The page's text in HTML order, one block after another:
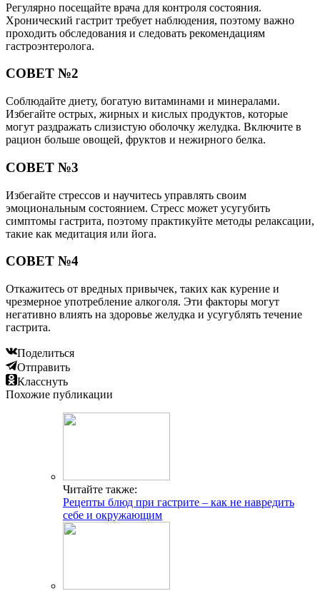
Регулярно посещайте врача для контроля состояния.
Хронический гастрит требует наблюдения, поэтому важно
проходить обследования и следовать рекомендациям
гастроэнтеролога.
СОВЕТ №2
Соблюдайте диету, богатую витаминами и минералами.
Избегайте острых, жирных и кислых продуктов, которые
могут раздражать слизистую оболочку желудка. Включите в
рацион больше овощей, фруктов и нежирного белка.
СОВЕТ №3
Избегайте стрессов и научитесь управлять своим
эмоциональным состоянием. Стресс может усугубить
симптомы гастрита, поэтому практикуйте методы релаксации,
такие как медитация или йога.
СОВЕТ №4
Откажитесь от вредных привычек, таких как курение и
чрезмерное употребление алкоголя. Эти факторы могут
негативно влиять на здоровье желудка и усугублять течение
гастрита.
Поделиться
Отправить
Класснуть
Похожие публикации
Читайте также:
Рецепты блюд при гастрите – как не навредить
себе и окружающим